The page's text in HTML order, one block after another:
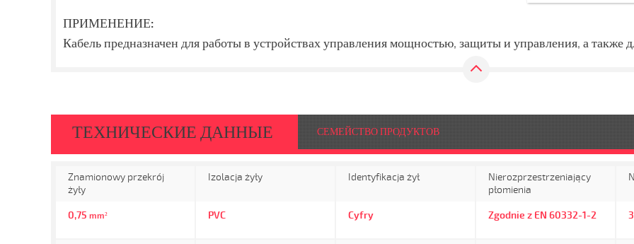
ПРИМЕНЕНИЕ:
Кабель предназначен для работы в устройствах управления мощностью, защиты и управления, а также
ТЕХНИЧЕСКИЕ ДАННЫЕ СЕМЕЙСТВО ПРОДУКТОВ
Znamionowy przekrój
żyły
0,75 mm²
Izolacja żyły
PVC
Identyfikacja żył
Cyfry
Nierozprzestrzeniający
płomienia
Zgodnie z EN 60332-1-2